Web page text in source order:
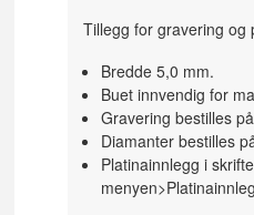
Tillegg for gravering og
Bredde 5,0 mm.
Buet innvendig for
Gravering bestilles
Diamanter bestilles
Platinainnlegg i